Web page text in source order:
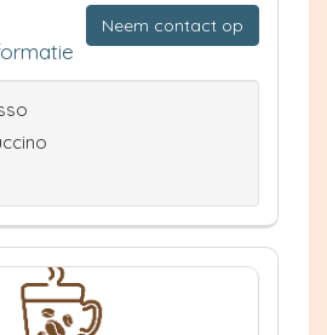
Neem contact op